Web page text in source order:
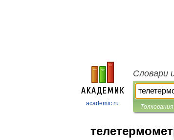
academic.ru
Словари
Толкования